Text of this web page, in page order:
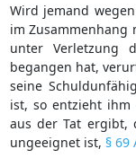
Wird jemand
im Zusammenhang
unter Verletzung
begangen hat,
seine
ist, so entzieht ihm
aus der Tat ergibt,
ungeeignet ist, § 69